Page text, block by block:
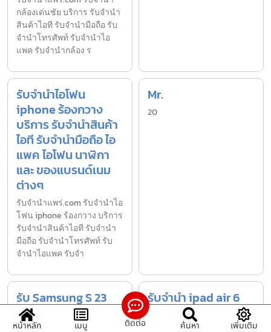
กล้องเด่นชัย บริการ รับจำนำ
สินค้าไอที รับจำนำมือถือ รับ
จำนำโทรศัพท์ รับจำนำไอ
แพค รับจำนำกล้อง ร
รับจำนำไอโฟน
iphone ร้องกวาง
บริการ รับจำนำสินค้า
ไอที รับจำนำมือถือ ไอ
แพค ไอโฟน นาฬิกา
และ ของแบรนด์เนม
ต่างๆ
รับจํานําแพร่.com รับจำนำไอ
โฟน iphone ร้องกวาง บริการ
รับจำนำสินค้าไอที รับจำนำ
มือถือ รับจำนำโทรศัพท์ รับ
จำนำไอแพค รับจำ
Mr.
20
รับ Samsung S 23
Ultra
รับจำนำ ipad air 6
(m2)
หน้าหลัก เมนู ติดต่อ ค้นหา เพิ่มเติม